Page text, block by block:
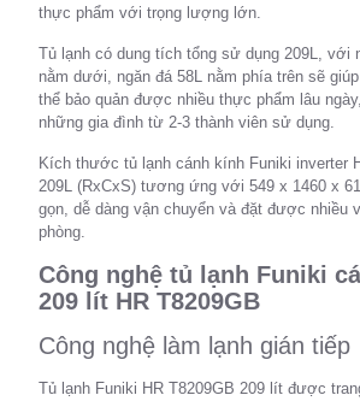
thực phẩm với trọng lượng lớn.
Tủ lạnh có dung tích tổng sử dụng 209L, với
nằm dưới, ngăn đá 58L nằm phía trên sẽ
thể bảo quản được nhiều thực phẩm lâu
những gia đình từ 2-3 thành viên sử dụng.
Kích thước tủ lạnh cánh kính Funiki inverter
209L (RxCxS) tương ứng với 549 x 1460 x
gọn, dễ dàng vận chuyển và đặt được nhiều
phòng.
Công nghệ tủ lạnh Funiki
209 lít HR T8209GB
Công nghệ làm lạnh gián tiếp
Tủ lạnh Funiki HR T8209GB 209 lít được